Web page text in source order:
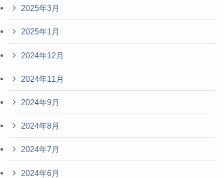
2025年3月
2025年1月
2024年12月
2024年11月
2024年9月
2024年8月
2024年7月
2024年6月